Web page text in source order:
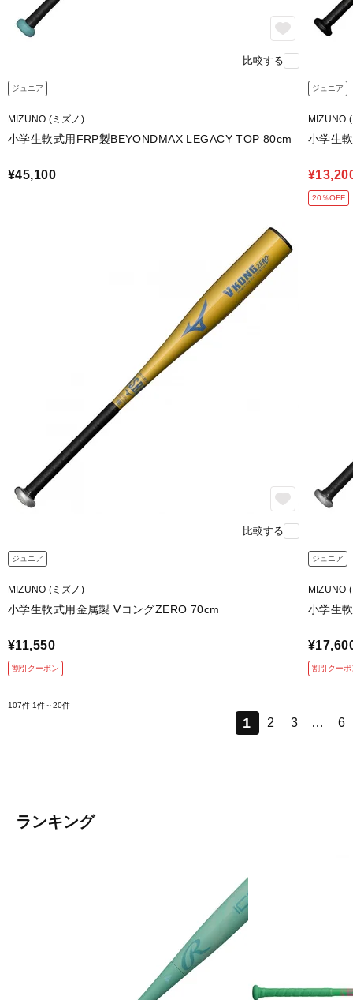
比較する
ジュニア
MIZUNO (ミズノ)
小学生軟式用FRP製BEYONDMAX LEGACY TOP 80cm
¥45,100
ジュニア
MIZUNO
小学生
20％OFF
比較する
ジュニア
MIZUNO (ミズノ)
小学生軟式用金属製 VコングZERO 70cm
¥11,550
割引クーポン
ジュニア
MIZUNO
小学生
割引クーポ
107件 1件～20件
1 2 3 … 6
ランキング